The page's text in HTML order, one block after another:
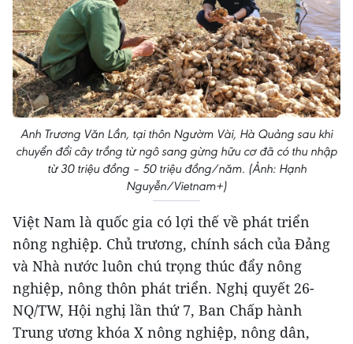
Anh Trương Văn Lần, tại thôn Ngườm Vài, Hà Quảng sau khi
chuyển đổi cây trồng từ ngô sang gừng hữu cơ đã có thu nhập
từ 30 triệu đồng – 50 triệu đồng/năm. (Ảnh: Hạnh
Nguyễn/Vietnam+)
Việt Nam là quốc gia có lợi thế về phát triển
nông nghiệp. Chủ trương, chính sách của Đảng
và Nhà nước luôn chú trọng thúc đẩy nông
nghiệp, nông thôn phát triển. Nghị quyết 26-
NQ/TW, Hội nghị lần thứ 7, Ban Chấp hành
Trung ương khóa X nông nghiệp, nông dân,